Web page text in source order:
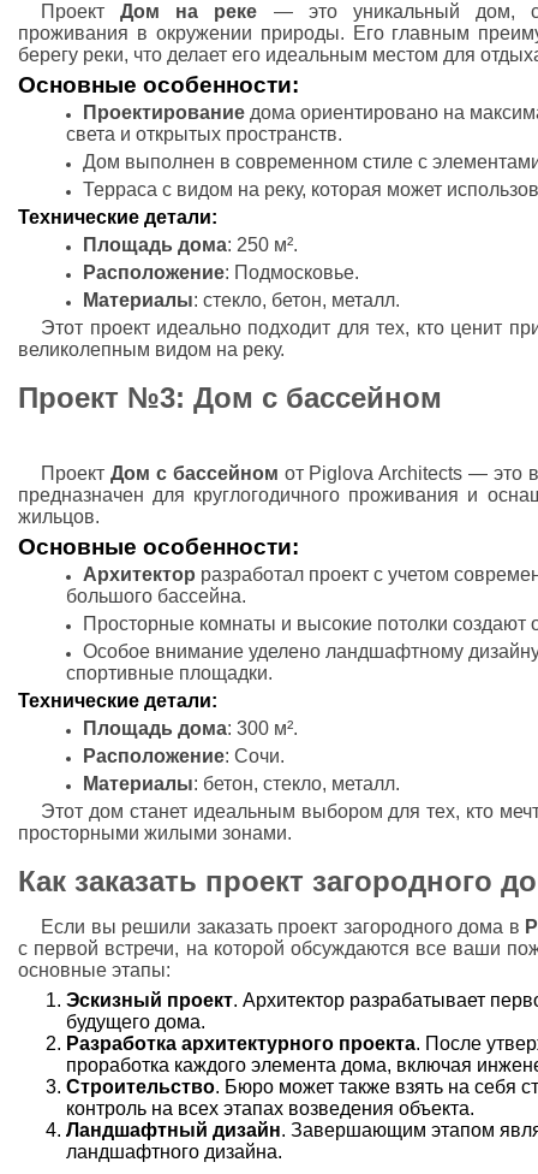
ПроектДом на реке — это уникальный дом,
проживания в окружении природы. Его главным
берегу реки, что делает его идеальным местом для
Основные особенности:
Проектирование дома ориентировано на
света и открытых пространств.
Дом выполнен в современном стиле с
Терраса с видом на реку, которая может
Технические детали:
Площадь дома: 250 м².
Расположение: Подмосковье.
Материалы: стекло, бетон, металл.
Этот проект идеально подходит для тех, кто ценит
великолепным видом на реку.
Проект №3: Дом с бассейном
ПроектДом с бассейном от Piglova Architects — это
предназначен для круглогодичного проживания и
жильцов.
Основные особенности:
Архитектор разработал проект с учетом
большого бассейна.
Просторные комнаты и высокие потолки
Особое внимание уделено ландшафтному
спортивные площадки.
Технические детали:
Площадь дома: 300 м².
Расположение: Сочи.
Материалы: бетон, стекло, металл.
Этот дом станет идеальным выбором для тех, кто
просторными жилыми зонами.
Как заказать проект загородного
Если вы решили заказать проект загородного дома в
с первой встречи, на которой обсуждаются все ваши
основные этапы:
Эскизный проект. Архитектор разрабатывает
будущего дома.
Разработка архитектурного проекта. После
проработка каждого элемента дома, включая
Строительство. Бюро может также взять на себя
контроль на всех этапах возведения объекта.
Ландшафтный дизайн. Завершающим этапом
ландшафтного дизайна.